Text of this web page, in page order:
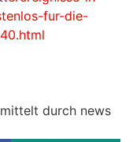
fur-die-
durch news